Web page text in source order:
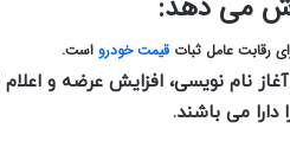
می دهد:
رقابت عامل ثبات قیمت خودرو است.
آغاز نام نویسی، افزایش عرضه و
می باشند.